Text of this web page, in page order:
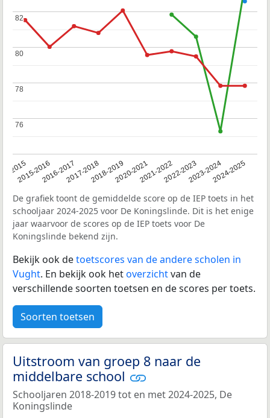
2015
2015-20162016-20172017-20182018-20192020-20212021-20222022-20232023-20242024-2025
76
76
78
78
80
80
82
82
De grafiek toont de gemiddelde score op de IEP toets in het
schooljaar 2024-2025 voor De Koningslinde. Dit is het enige
jaar waarvoor de scores op de IEP toets voor De
Koningslinde bekend zijn.
Bekijk ook detoetscores van de andere scholen in
Vught. En bekijk ook hetoverzichtvan de
verschillende soorten toetsen en de scores per toets.
Soorten toetsen
Uitstroom van groep 8 naar de
middelbare school
Schooljaren 2018-2019 tot en met 2024-2025, De
Koningslinde